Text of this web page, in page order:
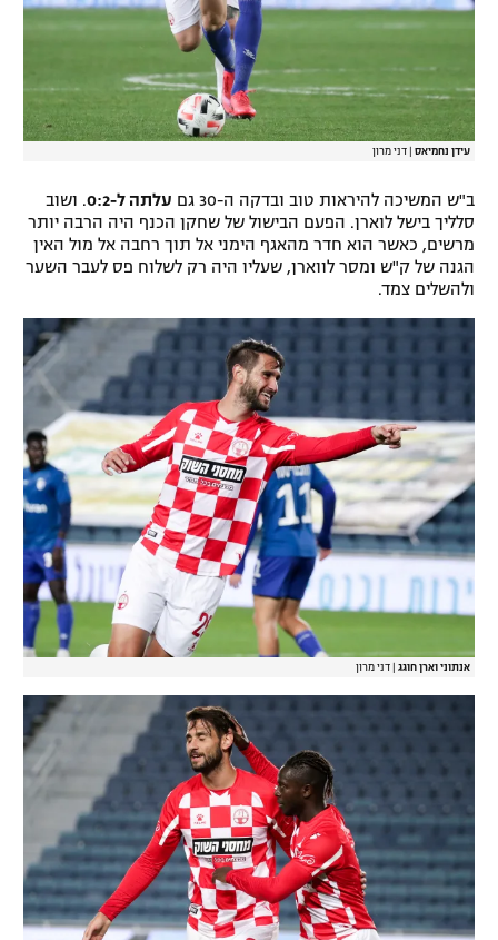
עידן נחמיאס דני מרון
ב"ש המשיכה להיראות טוב ובדקה ה-30 גם עלתה ל-0:2
. ושוב
סלליך בישל לוארן. הפעם הבישול של שחקן הכנף היה הרבה יותר
מרשים, כאשר הוא חדר מהאגף הימני אל תוך רחבה אל מול האין
הגנה של ק"ש ומסר לווארן, שעליו היה רק לשלוח פס לעבר השער
ולהשלים צמד.
אנתוני וארן חוגג דני מרון